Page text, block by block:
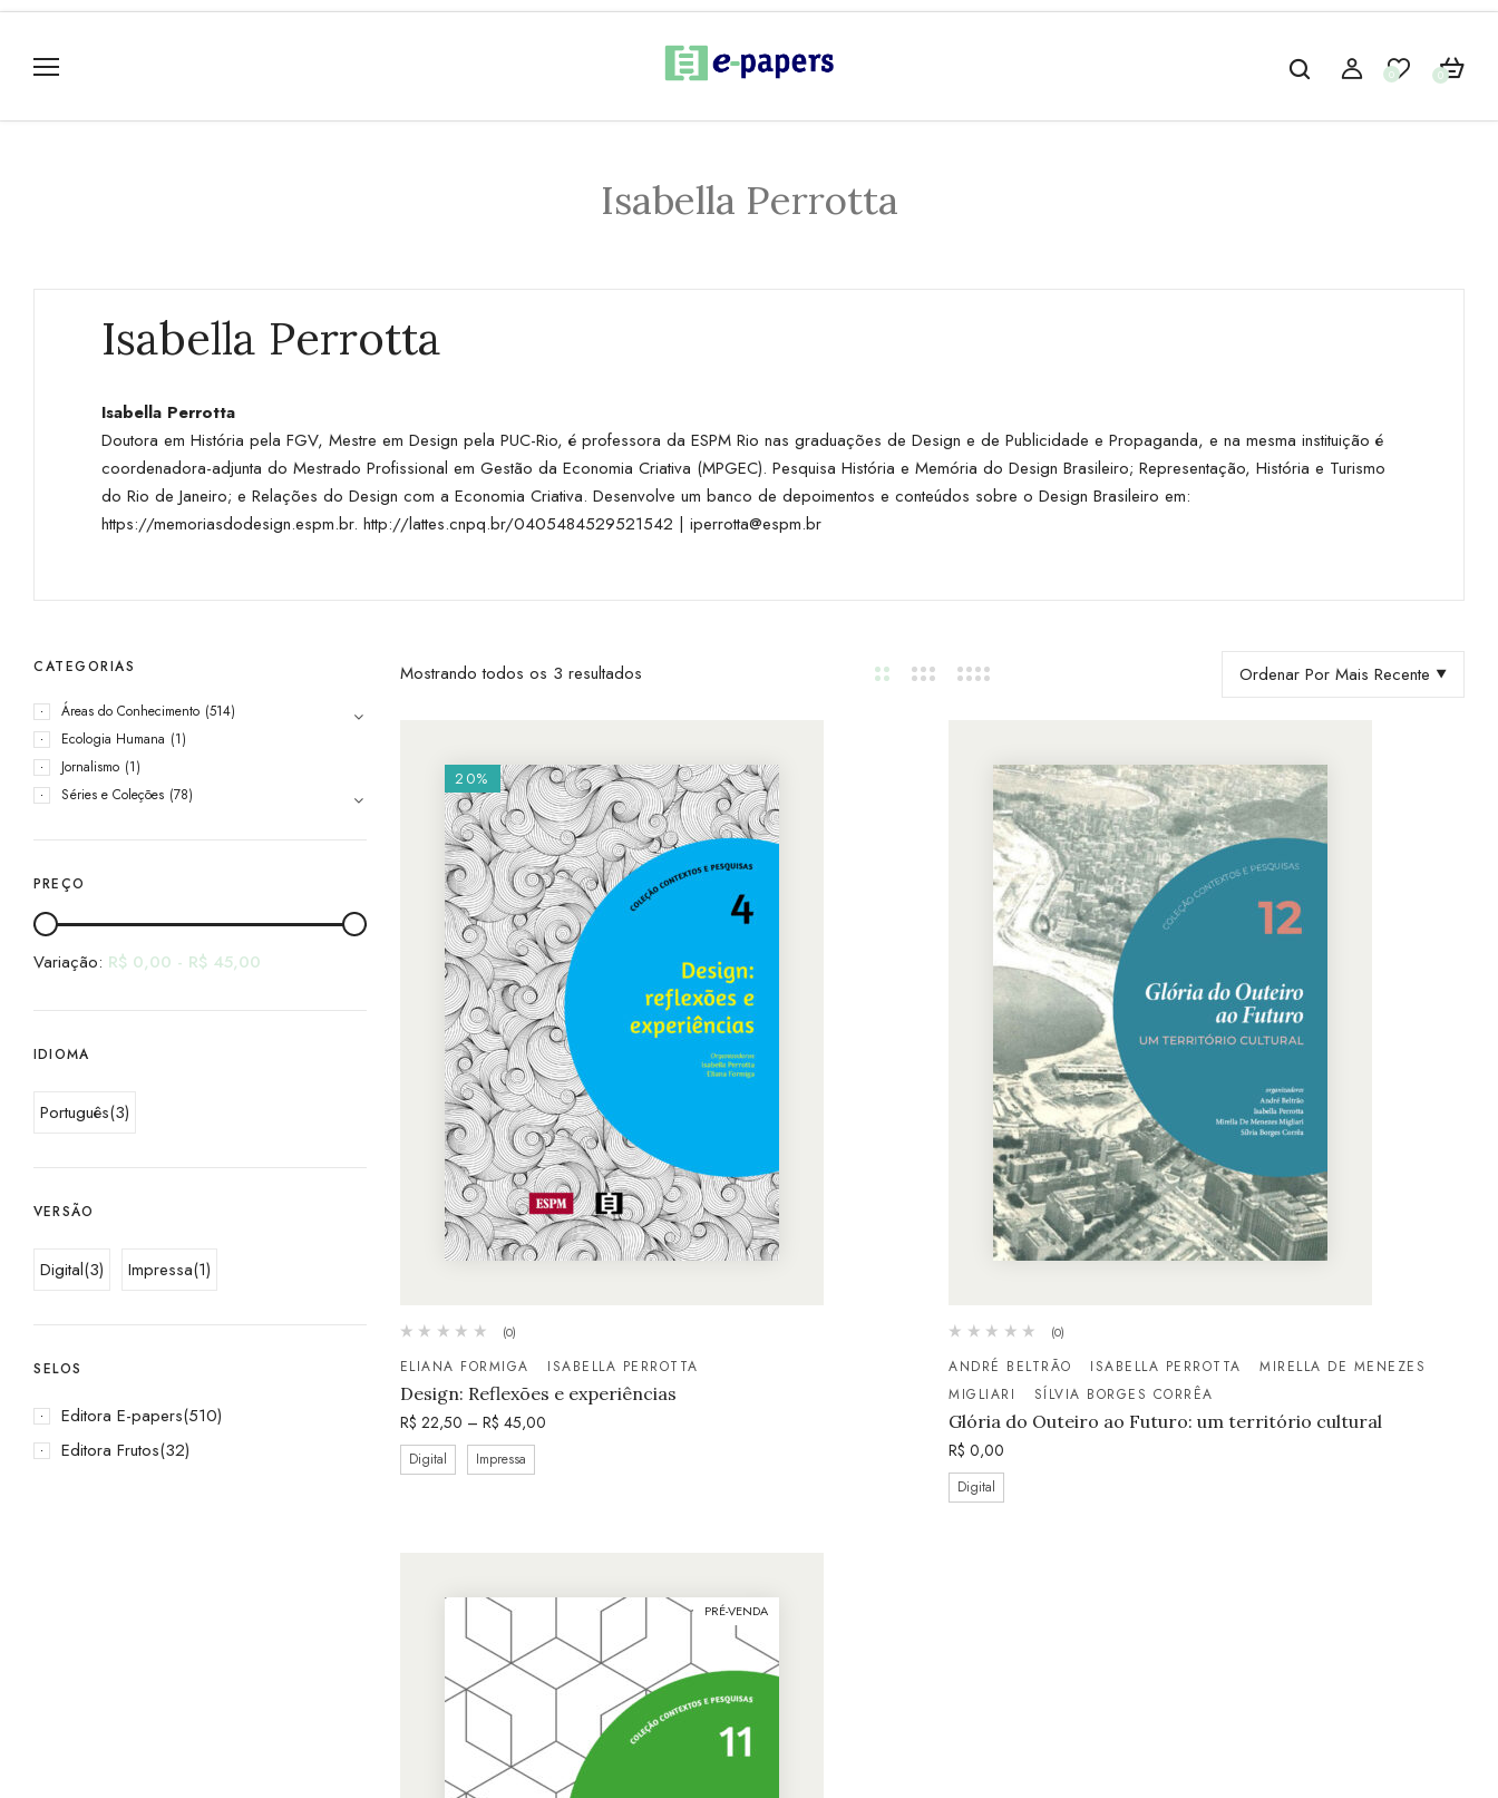
0 0
Isabella Perrotta
Isabella Perrotta
Isabella Perrotta
Doutora em História pela FGV, Mestre em Design pela PUC-Rio, é professora da ESPM Rio nas graduações de Design e de Publicidade e Propaganda, e na mesma instituição é
coordenadora-adjunta do Mestrado Profissional em Gestão da Economia Criativa (MPGEC). Pesquisa História e Memória do Design Brasileiro; Representação, História e Turismo
do Rio de Janeiro; e Relações do Design com a Economia Criativa. Desenvolve um banco de depoimentos e conteúdos sobre o Design Brasileiro em:
https://memoriasdodesign.espm.br. http://lattes.cnpq.br/0405484529521542 | iperrotta@espm.br
CATEGORIAS
Áreas do Conhecimento (514)
Ecologia Humana (1)
Jornalismo (1)
Séries e Coleções (78)
PREÇO
Variação: R$ 0,00 - R$ 45,00
IDIOMA
Português(3)
VERSÃO
Digital(3) Impressa(1)
SELOS
Editora E-papers(510)
Editora Frutos(32)
Mostrando todos os 3 resultados Ordenar Por Mais Recente
20%
(0)
ELIANA FORMIGA ISABELLA PERROTTA
Design: Reflexões e experiências
R$ 22,50 – R$ 45,00
Digital Impressa
(0)
ANDRÉ BELTRÃO ISABELLA PERROTTA
MIRELLA DE MENEZES
MIGLIARI
SÍLVIA BORGES CORRÊA
Glória do Outeiro ao Futuro: um território cultural
R$ 0,00
Digital
PRÉ-VENDA